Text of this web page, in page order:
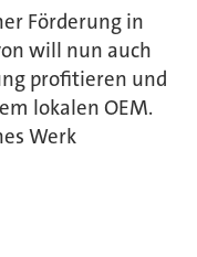
Förderung in
will nun auch
profitieren und
lokalen OEM.
Werk